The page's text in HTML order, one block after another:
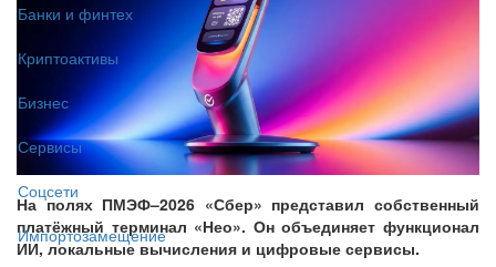
Банки и финтех
Криптоактивы
Бизнес
Сервисы
Соцсети
Импортозамещение
На полях ПМЭФ–2026 «Сбер» представил собственный
платёжный терминал «Нео». Он объединяет функционал
ИИ, локальные вычисления и цифровые сервисы.